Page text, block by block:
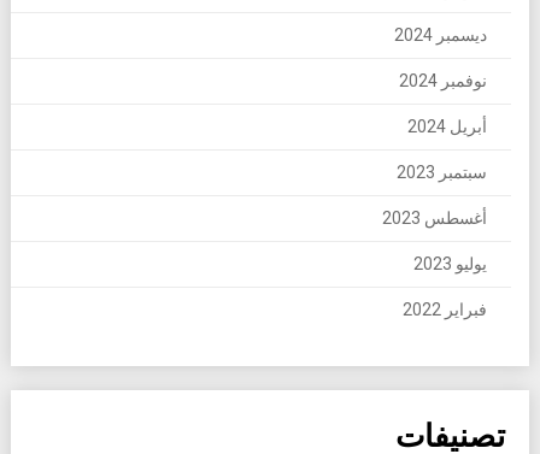
ديسمبر 2024
نوفمبر 2024
أبريل 2024
سبتمبر 2023
أغسطس 2023
يوليو 2023
فبراير 2022
تصنيفات